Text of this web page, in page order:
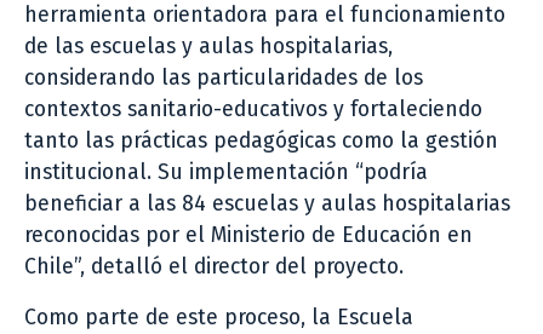
herramienta orientadora para el funcionamiento
de las escuelas y aulas hospitalarias,
considerando las particularidades de los
contextos sanitario-educativos y fortaleciendo
tanto las prácticas pedagógicas como la gestión
institucional. Su implementación “podría
beneficiar a las 84 escuelas y aulas hospitalarias
reconocidas por el Ministerio de Educación en
Chile”, detalló el director del proyecto.
Como parte de este proceso, la Escuela